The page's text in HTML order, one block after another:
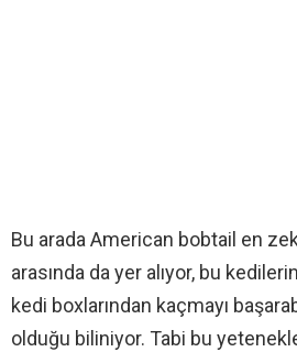
Bu arada American bobtail en
arasında da yer alıyor, bu
kedi boxlarından kaçmayı
olduğu biliniyor. Tabi bu